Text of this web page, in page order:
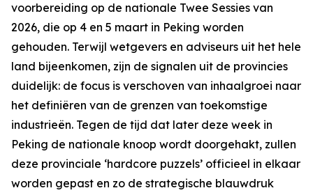
voorbereiding op de nationale Twee Sessies van
2026, die op 4 en 5 maart in Peking worden
gehouden. Terwijl wetgevers en adviseurs uit het hele
land bijeenkomen, zijn de signalen uit de provincies
duidelijk: de focus is verschoven van inhaalgroei naar
het definiëren van de grenzen van toekomstige
industrieën. Tegen de tijd dat later deze week in
Peking de nationale knoop wordt doorgehakt, zullen
deze provinciale ‘hardcore puzzels’ officieel in elkaar
worden gepast en zo de strategische blauwdruk